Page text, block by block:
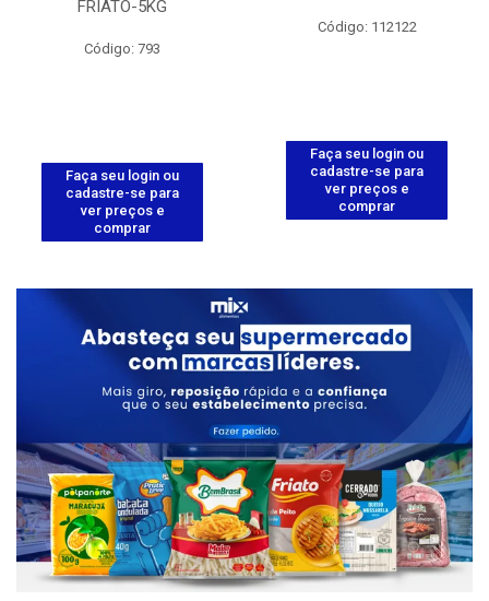
FRIATO-5KG
Código: 793
Faça seu login ou
cadastre-se para
ver preços e
comprar
Código: 112122
Faça seu login ou
cadastre-se para
ver preços e
comprar